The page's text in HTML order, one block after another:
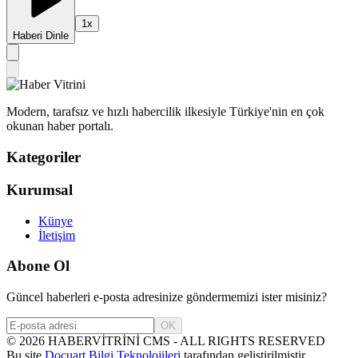
Haberi Dinle
1x
Modern, tarafsız ve hızlı habercilik ilkesiyle Türkiye'nin en çok
okunan haber portalı.
Kategoriler
Kurumsal
Künye
İletişim
Abone Ol
Güncel haberleri e-posta adresinize göndermemizi ister misiniz?
OK
© 2026 HABERVİTRİNİ CMS - ALL RIGHTS RESERVED
Bu site Docuart Bilgi Teknolojileri tarafından geliştirilmiştir.